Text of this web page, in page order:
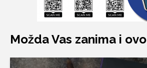
Možda Vas zanima i ovo